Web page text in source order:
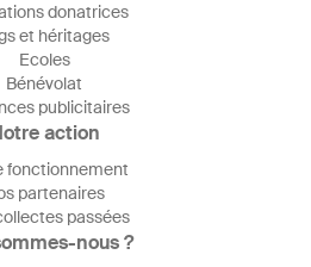
donatrices
et héritages
Ecoles
Bénévolat
publicitaires
action
fonctionnement
partenaires
passées
nous ?